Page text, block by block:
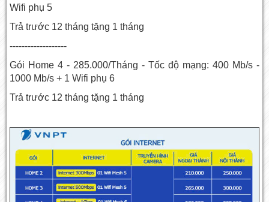
Wifi phụ 5
Trả trước 12 tháng tặng 1 tháng
-------------------
Gói Home 4 - 285.000/Tháng - Tốc độ mạng: 400 Mb/s -
1000 Mb/s + 1 Wifi phụ 6
Trả trước 12 tháng tặng 1 tháng